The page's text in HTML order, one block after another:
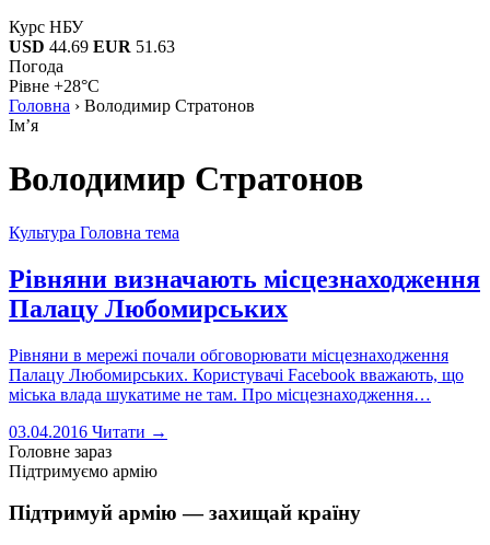
Курс НБУ
USD 44.69 EUR 51.63
Погода
Рівне +28°C
Головна › Володимир Стратонов
Імʼя
Володимир Стратонов
Культура Головна тема
Рівняни визначають місцезнаходження
Палацу Любомирських
Рівняни в мережі почали обговорювати місцезнаходження
Палацу Любомирських. Користувачі Facebook вважають, що
міська влада шукатиме не там. Про місцезнаходження…
03.04.2016 Читати →
Головне зараз
Підтримуємо армію
Підтримуй армію — захищай країну